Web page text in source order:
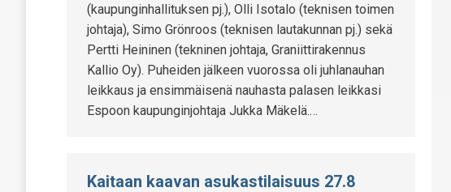
(kaupunginhallituksen pj.), Olli Isotalo (teknisen toimen
johtaja), Simo Grönroos (teknisen lautakunnan pj.) sekä
Pertti Heininen (tekninen johtaja, Graniittirakennus
Kallio Oy). Puheiden jälkeen vuorossa oli juhlanauhan
leikkaus ja ensimmäisenä nauhasta palasen leikkasi
Espoon kaupunginjohtaja Jukka Mäkelä.…
Kaitaan kaavan asukastilaisuus 27.8